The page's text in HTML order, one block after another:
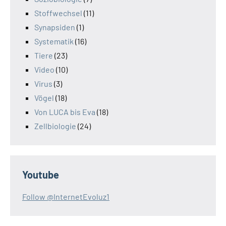
Stoffwechsel (11)
Synapsiden (1)
Systematik (16)
Tiere (23)
Video (10)
Virus (3)
Vögel (18)
Von LUCA bis Eva (18)
Zellbiologie (24)
Youtube
Follow @InternetEvoluz1